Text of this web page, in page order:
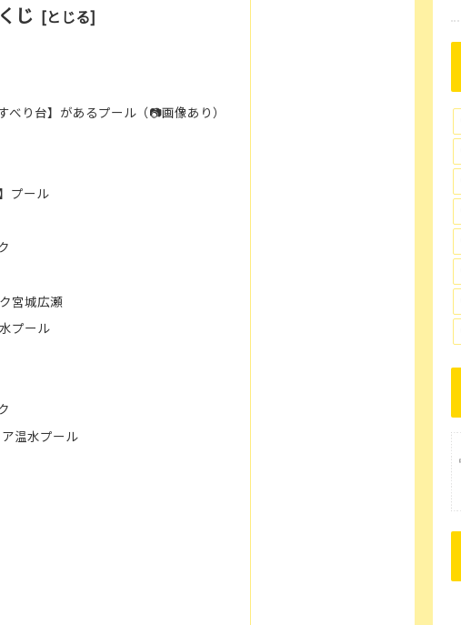
じ
べり台】があるプール（📷画像あり）
プール
宮城広瀬
プール
温水プール